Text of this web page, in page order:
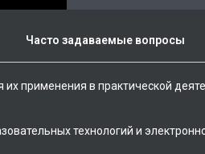
Часто задаваемые вопросы
применения в практической
технологий и